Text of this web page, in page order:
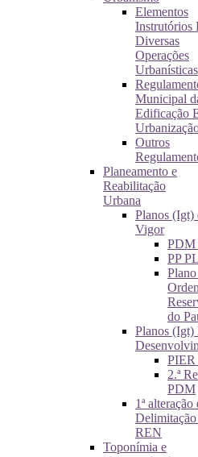
Elementos
Instrutórios
Diversas
Operações
Urbanísticas
Municipal
Edificação
Outros
Planeamento e
Reabilitação
Urbana
Planos (Igt)
Vigor
PDM
PP
do
Planos (Igt)
PIER
2.ª
PDM
1ª alteração
Delimitação
REN
Toponímia e